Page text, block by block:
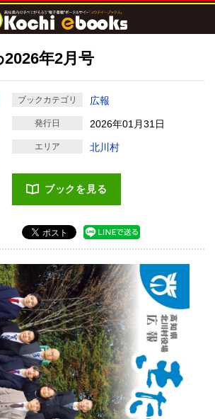
年2月号
ブックカテゴリ 広報
発行日 2026年01月31日
エリア 北川村
ブックを見る